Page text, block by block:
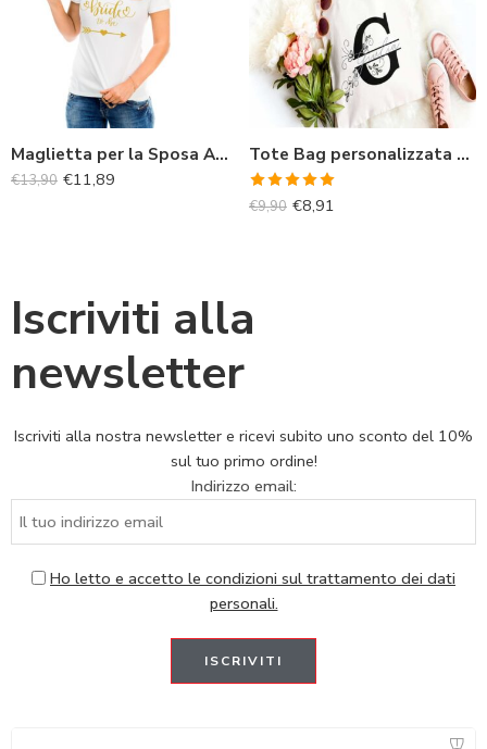
Maglietta per la Sposa Addio al Nubilato
€13,90 €11,89
Tote Bag personalizzata con nome e iniziale
Valutato
5.00su 5
€9,90 €8,91
Iscriviti alla
newsletter
Iscriviti alla nostra newsletter e ricevi subito uno sconto del 10%
sul tuo primo ordine!
Indirizzo email:
Ho letto e accetto le condizioni sul trattamento dei dati
personali.